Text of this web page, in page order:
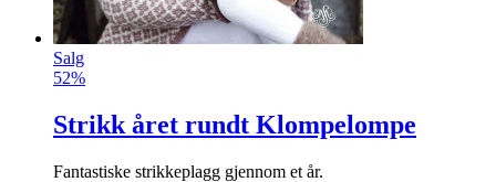
Salg
52%
Strikk året rundt Klompelompe
Fantastiske strikkeplagg gjennom et år.